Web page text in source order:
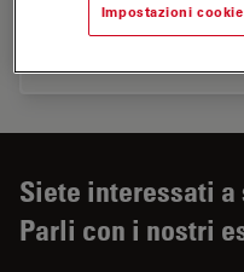
alle analisi
Siete interessati a
Parli con i nostri
Impostazioni cookie